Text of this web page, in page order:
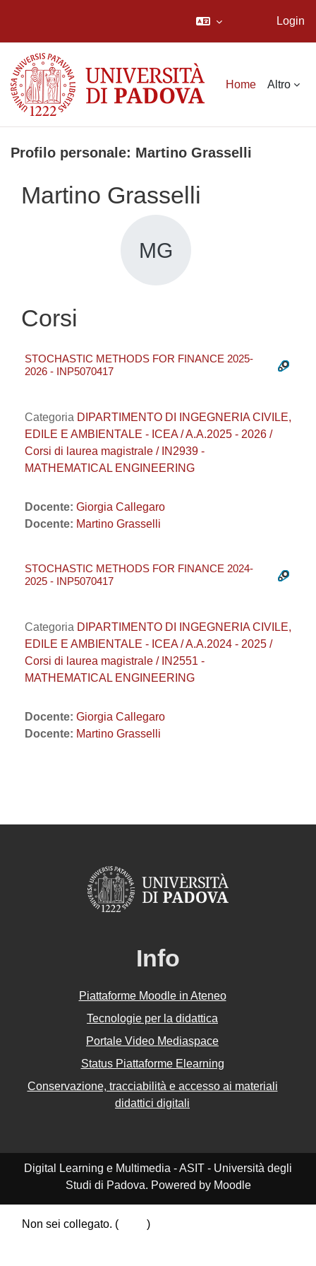
Login
Home Altro
Profilo personale: Martino Grasselli
Martino Grasselli
MG
Corsi
STOCHASTIC METHODS FOR FINANCE 2025-
2026 - INP5070417
Categoria DIPARTIMENTO DI INGEGNERIA CIVILE,
EDILE E AMBIENTALE - ICEA / A.A.2025 - 2026 /
Corsi di laurea magistrale / IN2939 -
MATHEMATICAL ENGINEERING
Docente: Giorgia Callegaro
Docente: Martino Grasselli
STOCHASTIC METHODS FOR FINANCE 2024-
2025 - INP5070417
Categoria DIPARTIMENTO DI INGEGNERIA CIVILE,
EDILE E AMBIENTALE - ICEA / A.A.2024 - 2025 /
Corsi di laurea magistrale / IN2551 -
MATHEMATICAL ENGINEERING
Docente: Giorgia Callegaro
Docente: Martino Grasselli
Info
Piattaforme Moodle in Ateneo
Tecnologie per la didattica
Portale Video Mediaspace
Status Piattaforme Elearning
Conservazione, tracciabilità e accesso ai materiali
didattici digitali
Digital Learning e Multimedia - ASIT - Università degli
Studi di Padova. Powered by Moodle
Non sei collegato. (
)